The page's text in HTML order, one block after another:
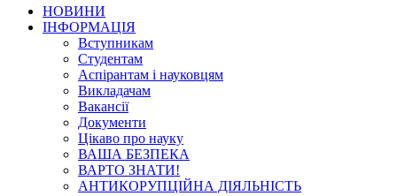
НОВИНИ
ІНФОРМАЦІЯ
Вступникам
Студентам
Аспірантам і науковцям
Викладачам
Вакансії
Документи
Цікаво про науку
ВАША БЕЗПЕКА
ВАРТО ЗНАТИ!
АНТИКОРУПЦІЙНА ДІЯЛЬНІСТЬ